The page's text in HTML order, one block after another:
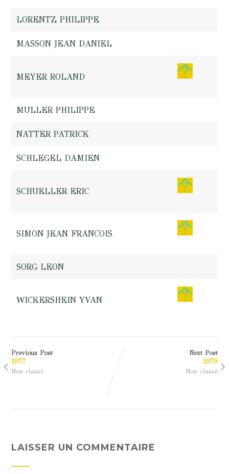
LORENTZ PHILIPPE
MASSON JEAN DANIEL
MEYER ROLAND
MULLER PHILIPPE
NATTER PATRICK
SCHLEGEL DAMIEN
SCHUELLER ERIC
SIMON JEAN FRANCOIS
SORG LEON
WICKERSHEIN YVAN
Previous Post
1977
Non classé
Next Post
1979
Non classé
LAISSER UN COMMENTAIRE